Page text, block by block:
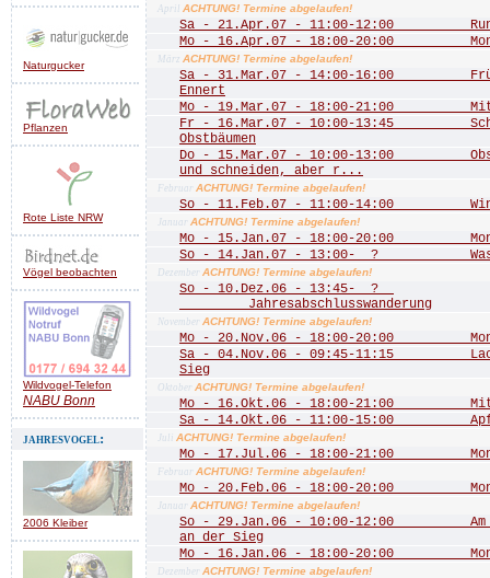
Naturgucker
Pflanzen
Rote Liste NRW
Vögel beobachten
Wildvogel-Telefon
NABU Bonn
jahresvogel:
2006 Kleiber
April ACHTUNG! Termine abgelaufen!
Sa - 21.Apr.07 - 11:00-12:00 Rund
Mo - 16.Apr.07 - 18:00-20:00
März ACHTUNG! Termine abgelaufen!
Sa - 31.Mar.07 - 14:00-16:00
Ennert
Mo - 19.Mar.07 - 18:00-21:00
Fr - 16.Mar.07 - 10:00-13:45
Obstbäumen
Do - 15.Mar.07 - 10:00-13:00
und schneiden, aber r...
Februar ACHTUNG! Termine abgelaufen!
So - 11.Feb.07 - 11:00-14:00
Januar ACHTUNG! Termine abgelaufen!
Mo - 15.Jan.07 - 18:00-20:00
So - 14.Jan.07 - 13:00- ?
Dezember ACHTUNG! Termine abgelaufen!
So - 10.Dez.06 - 13:45- ?
Jahresabschlusswanderung
November ACHTUNG! Termine abgelaufen!
Mo - 20.Nov.06 - 18:00-20:00
Sa - 04.Nov.06 - 09:45-11:15
Sieg
Oktober ACHTUNG! Termine abgelaufen!
Mo - 16.Okt.06 - 18:00-21:00
Sa - 14.Okt.06 - 11:00-15:00
Juli ACHTUNG! Termine abgelaufen!
Mo - 17.Jul.06 - 18:00-21:00
Februar ACHTUNG! Termine abgelaufen!
Mo - 20.Feb.06 - 18:00-20:00
Januar ACHTUNG! Termine abgelaufen!
So - 29.Jan.06 - 10:00-12:00 Am
an der Sieg
Mo - 16.Jan.06 - 18:00-20:00
Dezember ACHTUNG! Termine abgelaufen!